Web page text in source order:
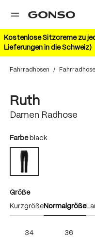
springen
Kostenlose Sitzcreme zu
Lieferungen in die Schweiz)
Fahrradhosen /
Ruth
Damen Radhose
Farbeauswählen
black
black
Größeauswählen
KurzgrößeNormalgröße
34 36